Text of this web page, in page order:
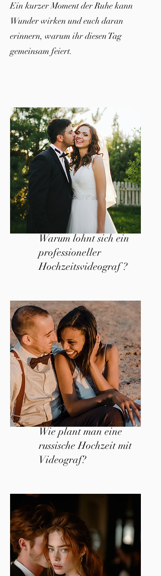
Ein kurzer Moment der Ruhe kann
Wunder wirken und euch daran
erinnern, warum ihr diesen Tag
gemeinsam feiert.
Warum lohnt sich ein
professioneller
Hochzeitsvideograf ?
Wie plant man eine
russische Hochzeit mit
Videograf?